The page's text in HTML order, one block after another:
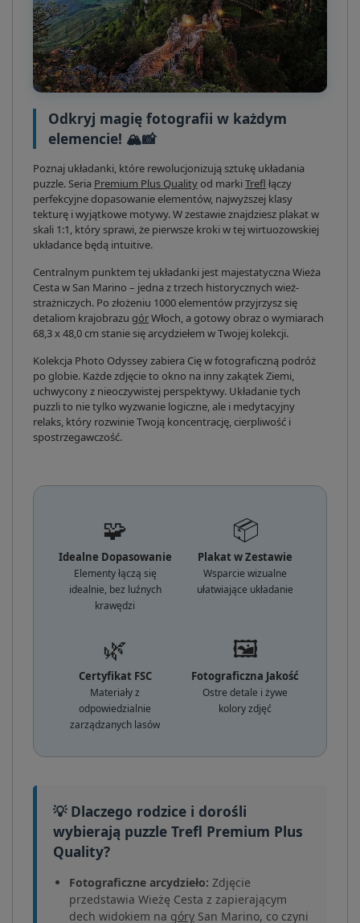
Odkryj magię fotografii w każdym
elemencie! 🏔️📸
Poznaj układanki, które rewolucjonizują sztukę układania
puzzle. Seria Premium Plus Qualityod markiTrefl łączy
perfekcyjne dopasowanie elementów, najwyższej klasy
tekturę i wyjątkowe motywy. W zestawie znajdziesz plakat w
skali 1:1, który sprawi, że pierwsze kroki w tej wirtuozowskiej
układance będą intuitive.
Centralnym punktem tej układanki jest majestatyczna Wieża
Cesta w San Marino – jedna z trzech historycznych wież-
strażniczych. Po złożeniu 1000 elementów przyjrzysz się
detaliom krajobrazu górWłoch, a gotowy obraz o wymiarach
68,3 x 48,0 cm stanie się arcydziełem w Twojej kolekcji.
Kolekcja Photo Odyssey zabiera Cię w fotograficzną podróż
po globie. Każde zdjęcie to okno na inny zakątek Ziemi,
uchwycony z nieoczywistej perspektywy. Układanie tych
puzzli to nie tylko wyzwanie logiczne, ale i medytacyjny
relaks, który rozwinie Twoją koncentrację, cierpliwość i
spostrzegawczość.
🧩
Idealne Dopasowanie
Elementy łączą się
idealnie, bez luźnych
krawędzi
📦
Plakat w Zestawie
Wsparcie wizualne
ułatwiające układanie
🌿
Certyfikat FSC
Materiały z
odpowiedzialnie
zarządzanych lasów
🖼️
Fotograficzna Jakość
Ostre detale i żywe
kolory zdjęć
💡 Dlaczego rodzice i dorośli
wybierają puzzle Trefl Premium Plus
Quality?
Fotograficzne arcydzieło: Zdjęcie
przedstawia Wieżę Cesta z zapierającym
dech widokiem na góry San Marino, co czyni